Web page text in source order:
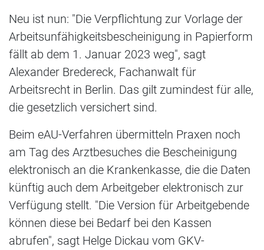
Neu ist nun: "Die Verpflichtung zur Vorlage der
Arbeitsunfähigkeitsbescheinigung in Papierform
fällt ab dem 1. Januar 2023 weg", sagt
Alexander Bredereck, Fachanwalt für
Arbeitsrecht in Berlin. Das gilt zumindest für alle,
die gesetzlich versichert sind.
Beim eAU-Verfahren übermitteln Praxen noch
am Tag des Arztbesuches die Bescheinigung
elektronisch an die Krankenkasse, die die Daten
künftig auch dem Arbeitgeber elektronisch zur
Verfügung stellt. "Die Version für Arbeitgebende
können diese bei Bedarf bei den Kassen
abrufen", sagt Helge Dickau vom GKV-